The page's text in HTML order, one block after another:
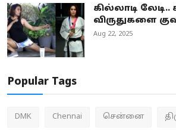
கில்லாடி
விருதுகளை
Aug 22, 2025
Popular Tags
DMK Chennai சென்னை